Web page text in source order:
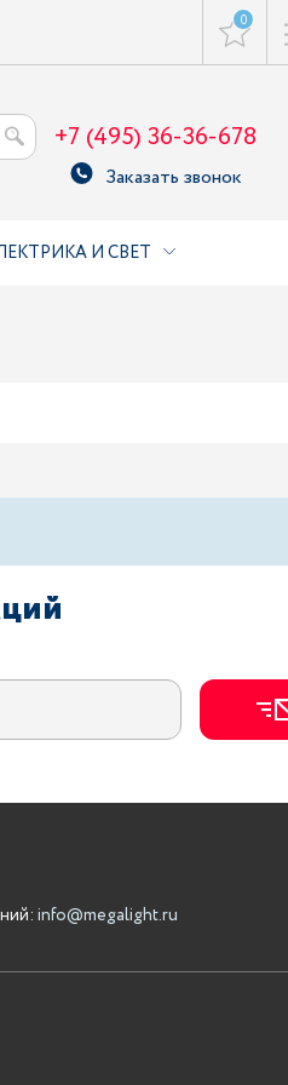
0
+7 (495) 36-36-678
Заказать звонок
И СВЕТ
info@megalight.ru